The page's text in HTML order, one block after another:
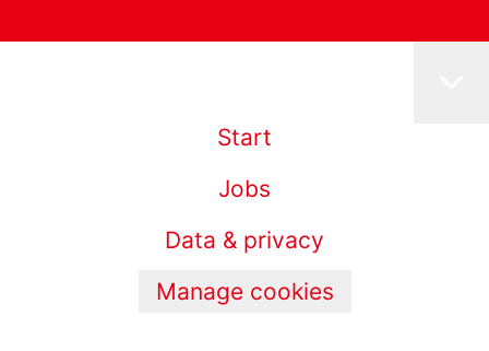
Start
Jobs
Data & privacy
Manage cookies